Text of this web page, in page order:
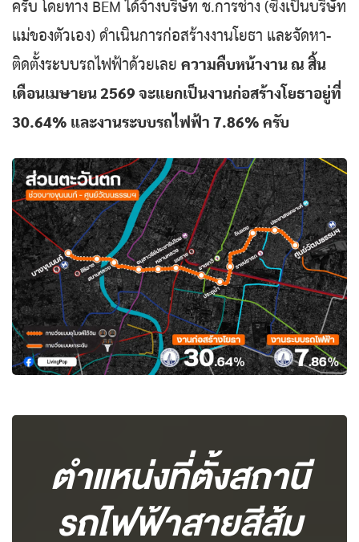
ครับ โดยทาง BEM ได้จ้างบริษัท ช.การช่าง (ซึ่งเป็นบริษัท
แม่ของตัวเอง) ดำเนินการก่อสร้างงานโยธา และจัดหา-
ติดตั้งระบบรถไฟฟ้าด้วยเลย ความคืบหน้างาน ณ สิ้น
เดือนเมษายน 2569 จะแยกเป็นงานก่อสร้างโยธาอยู่ที่
30.64% และงานระบบรถไฟฟ้า 7.86% ครับ
ตำแหน่งที่ตั้งสถานี
รถไฟฟ้าสายสีส้ม